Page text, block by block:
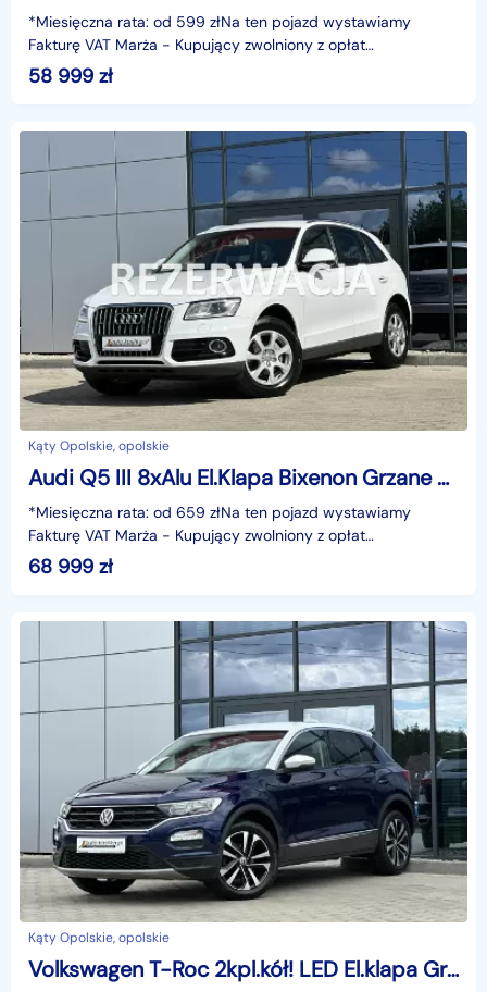
*Miesięczna rata: od 599 złNa ten pojazd wystawiamy
Fakturę VAT Marża - Kupujący zwolniony z opłat
skarbowych.Gwarancja: 6 miesięcy.Cechy szczególne:Auto
od pie
58 999 zł
Kąty Opolskie, opolskie
Audi Q5 III 8xAlu El.Klapa Bixenon Grzane Fotele Czujniki Navi Bluetooth GWARANC
*Miesięczna rata: od 659 złNa ten pojazd wystawiamy
Fakturę VAT Marża - Kupujący zwolniony z opłat
skarbowych.Gwarancja: 6 miesięcy.Cechy
szczególne:Dynamiczny
68 999 zł
Kąty Opolskie, opolskie
Volkswagen T-Roc 2kpl.kół! LED El.klapa Grzane fotele Czujniki Asystent Navi GWARANCJ